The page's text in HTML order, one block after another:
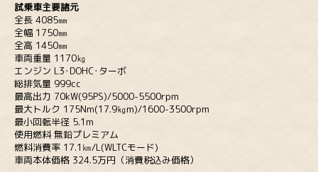
試乗車主要諸元
全長 4085㎜
全幅 1750㎜
全高 1450㎜
車両重量 1170㎏
エンジン L3･DOHC･ターボ
総排気量 999cc
最高出力 70kW(95PS)/5000-5500rpm
最大トルク 175Nm(17.9㎏m)/1600-3500rpm
最小回転半径 5.1m
使用燃料 無鉛プレミアム
燃料消費率 17.1㎞/L(WLTCモード)
車両本体価格 324.5万円（消費税込み価格）